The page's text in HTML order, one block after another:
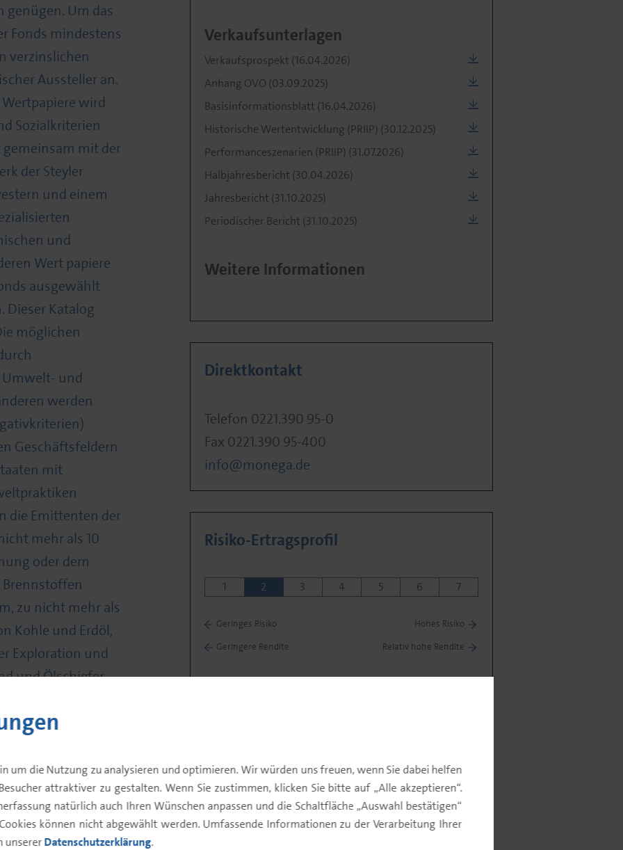
um die Nutzung zu analysieren und optimieren. Wir würden uns freuen, wenn Sie dabei helfen
attraktiver zu gestalten. Wenn Sie zustimmen, klicken Sie bitte auf „Alle akzeptieren“.
natürlich auch Ihren Wünschen anpassen und die Schaltfläche „Auswahl bestätigen“
können nicht abgewählt werden. Umfassende Informationen zu der Verarbeitung Ihrer
unsererDatenschutzerklärung.
Um das
Fonds mindestens
verzinslichen
Aussteller an.
wird
Sozialkriterien
gemeinsam mit der
der Steyler
und einem
und
Wert papiere
ausgewählt
Dieser Katalog
möglichen
Umwelt- und
werden
Geschäftsfeldern
mit
die Emittenten der
mehr als 10
oder dem
zu nicht mehr als
Kohle und Erdöl,
Exploration und
und Ölschiefer
Investitionen in
mit der
Einsatz
sowie
generieren,
Verkaufsunterlagen
Verkaufsprospekt (16.04.2026)
Anhang OVO (03.09.2025)
Basisinformationsblatt (16.04.2026)
Historische Wertentwicklung (PRIIP) (30.12.2025)
Performanceszenarien (PRIIP) (31.07.2026)
Halbjahresbericht (30.04.2026)
Jahresbericht (31.10.2025)
Periodischer Bericht (31.10.2025)
Weitere Informationen
Direktkontakt
Telefon 0221.390 95-0
Fax 0221.390 95-400
info@monega.de
Risiko-Ertragsprofil
1 2 3 4 5 6 7
Geringes Risiko
Hohes Risiko
Geringere Rendite
Relativ hohe Rendite